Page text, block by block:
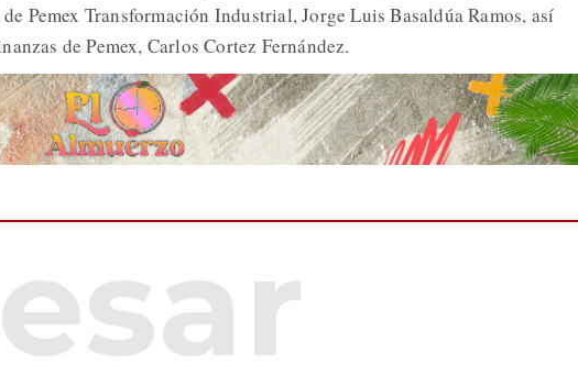
Pemex Transformación Industrial, Jorge Luis Basaldúa Ramos, así
de Pemex, Carlos Cortez Fernández.